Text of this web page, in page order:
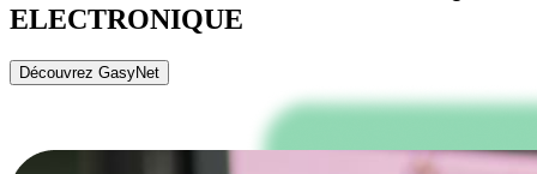
ELECTRONIQUE
Découvrez GasyNet